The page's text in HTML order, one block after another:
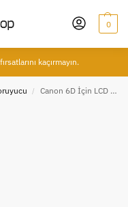
0
kaçırmayın.
/ Canon 6D İçin LCD Ayex Ekran Koruyucu